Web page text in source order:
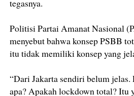
tegasnya.
Politisi Partai Amanat Nasional
menyebut bahwa konsep PSBB
itu tidak memiliki konsep yang
“Dari Jakarta sendiri belum
apa? Apakah lockdown total? Itu